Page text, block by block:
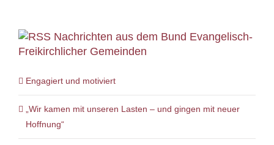
Nachrichten aus dem Bund Evangelisch-
Freikirchlicher Gemeinden
Engagiert und motiviert
„Wir kamen mit unseren Lasten – und gingen mit neuer
Hoffnung“